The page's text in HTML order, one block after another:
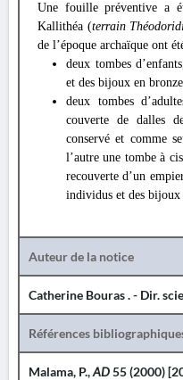
Une fouille préventive a
Kallithéa (terrain
de l’époque archaïque ont
deux tombes
et des bijoux en
deux tombes
couverte de dalles
conservé et comme
l’autre une tombe à
recouverte d’un
individus et des bijoux
Auteur de la notice
Catherine Bouras . - Dir.
Références
Malama, P.,AD55 (2000)